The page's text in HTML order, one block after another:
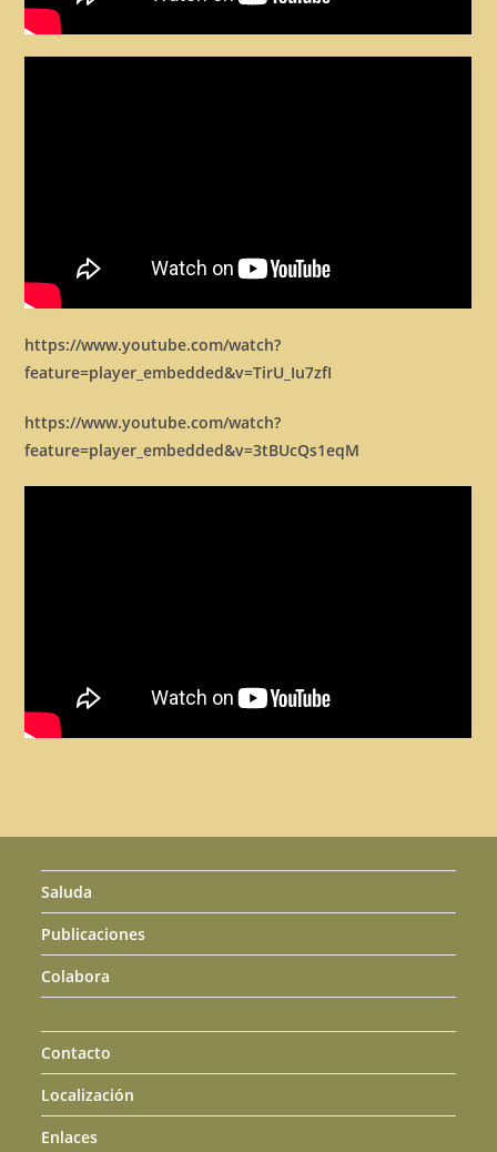
https://www.youtube.com/watch?
feature=player_embedded&v=TirU_Iu7zfI
https://www.youtube.com/watch?
feature=player_embedded&v=3tBUcQs1eqM
Saluda
Publicaciones
Colabora
Contacto
Localización
Enlaces